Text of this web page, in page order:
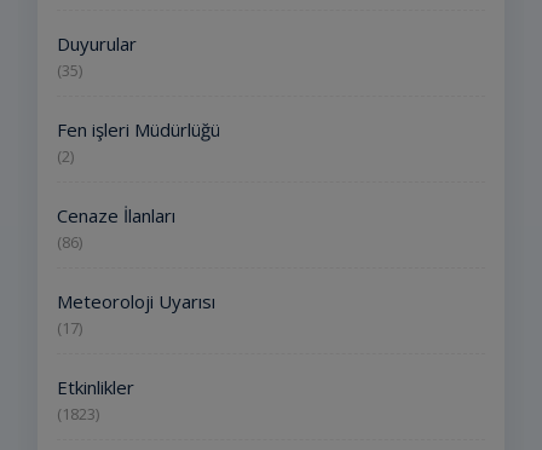
Duyurular
(35)
Fen işleri Müdürlüğü
(2)
Cenaze İlanları
(86)
Meteoroloji Uyarısı
(17)
Etkinlikler
(1823)